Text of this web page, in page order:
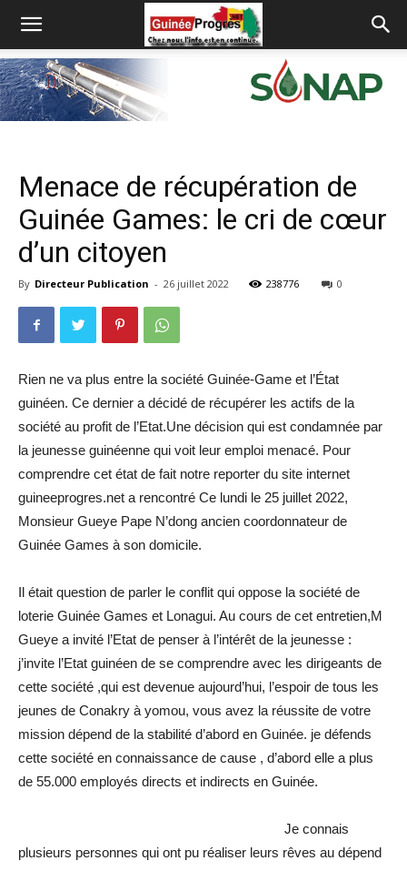
Menace de récupération de
Guinée Games: le cri de cœur
d’un citoyen
By Directeur Publication - 26 juillet 2022 238776 0
Rien ne va plus entre la société Guinée-Game et l’État
guinéen. Ce dernier a décidé de récupérer les actifs de la
société au profit de l’Etat.Une décision qui est condamnée par
la jeunesse guinéenne qui voit leur emploi menacé. Pour
comprendre cet état de fait notre reporter du site internet
guineeprogres.net a rencontré Ce lundi le 25 juillet 2022,
Monsieur Gueye Pape N’dong ancien coordonnateur de
Guinée Games à son domicile.
Il était question de parler le conflit qui oppose la société de
loterie Guinée Games et Lonagui. Au cours de cet entretien,M
Gueye a invité l’Etat de penser à l’intérêt de la jeunesse :
j’invite l’Etat guinéen de se comprendre avec les dirigeants de
cette société ,qui est devenue aujourd’hui, l’espoir de tous les
jeunes de Conakry à yomou, vous avez la réussite de votre
mission dépend de la stabilité d’abord en Guinée. je défends
cette société en connaissance de cause , d’abord elle a plus
de 55.000 employés directs et indirects en Guinée.
Je connais
plusieurs personnes qui ont pu réaliser leurs rêves au dépend